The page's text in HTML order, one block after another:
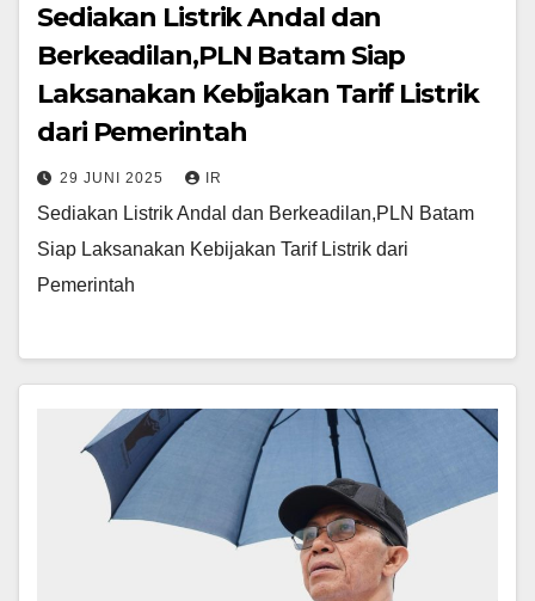
Sediakan Listrik Andal dan
Berkeadilan,PLN Batam Siap
Laksanakan Kebijakan Tarif Listrik
dari Pemerintah
29 JUNI 2025 IR
Sediakan Listrik Andal dan Berkeadilan,PLN Batam
Siap Laksanakan Kebijakan Tarif Listrik dari
Pemerintah